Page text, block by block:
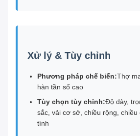
Xử lý & Tùy chỉnh
Phương pháp chế biến:Thợ
hàn tần số cao
Tùy chọn tùy chỉnh:Độ dày,
sắc, vải cơ sở, chiều rộng, chiều
tính